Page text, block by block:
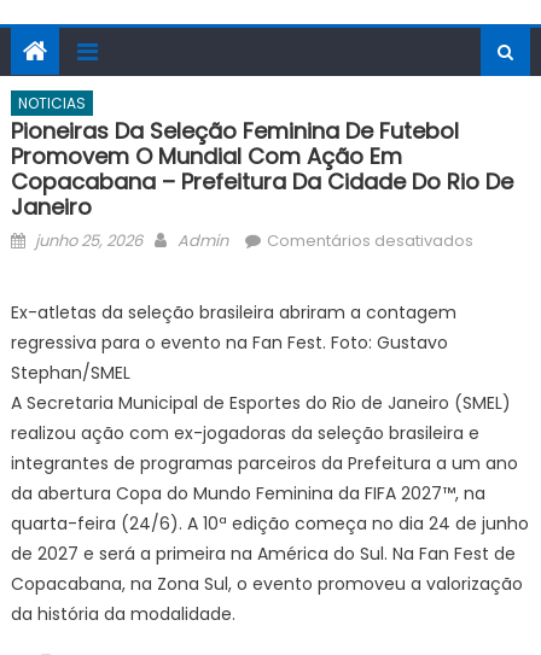
NOTICIAS
Pioneiras Da Seleção Feminina De Futebol
Promovem O Mundial Com Ação Em
Copacabana – Prefeitura Da Cidade Do Rio De
Janeiro
Posted
junho 25, 2026 Author
Admin Comentários desativadosem
futebol
o
Mundial
com
ação
Ex-atletas da seleção brasileira abriram a contagem
regressiva para o evento na Fan Fest. Foto: Gustavo
Stephan/SMEL
A Secretaria Municipal de Esportes do Rio de Janeiro (SMEL)
realizou ação com ex-jogadoras da seleção brasileira e
integrantes de programas parceiros da Prefeitura a um ano
da abertura Copa do Mundo Feminina da FIFA 2027™️, na
quarta-feira (24/6). A 10ª edição começa no dia 24 de junho
de 2027 e será a primeira na América do Sul. Na Fan Fest de
Copacabana, na Zona Sul, o evento promoveu a valorização
da história da modalidade.